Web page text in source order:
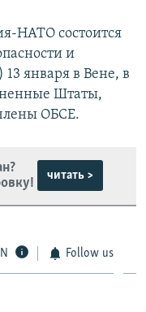
НАТО состоится
и
января в Вене, в
Штаты,
ОБСЕ.
читать >
Follow us